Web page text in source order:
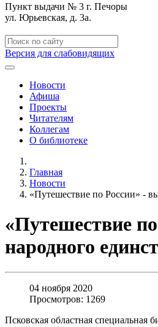
Пункт выдачи № 3 г. Печоры
ул. Юрьевская, д. 3а.
Версия для слабовидящих
Новости
Афиша
Проекты
Читателям
Коллегам
О библиотеке
Главная
Новости
«Путешествие по России» -
«Путешествие
народного
04 ноября 2020
Просмотров: 1269
Псковская областная специальная